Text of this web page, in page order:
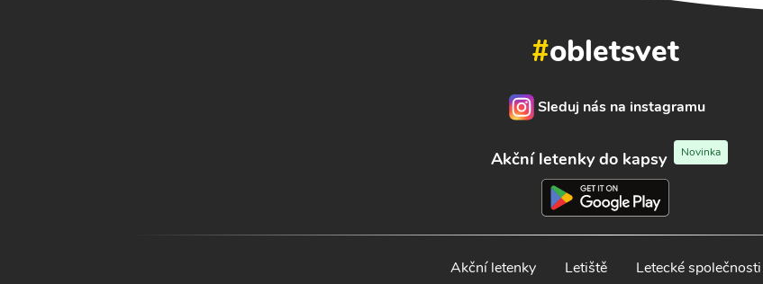
#obletsvet
Sleduj nás na instagramu
Akční letenky do kapsy Novinka
Akční letenky Letiště Letecké společnosti